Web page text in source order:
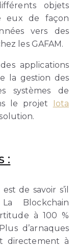
objets
eux de façon
vers des
les GAFAM.
applications
la gestion des
systèmes de
le projet
Iota
:
de savoir s’il
Blockchain
à 100 %
d’arnaques
directement à